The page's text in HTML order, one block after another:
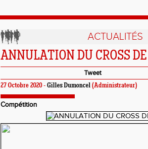
ACTUALITÉS
ANNULATION DU CROSS
Tweet
27 Octobre 2020 - Gilles Dumoncel (Administrateur)
Compétition